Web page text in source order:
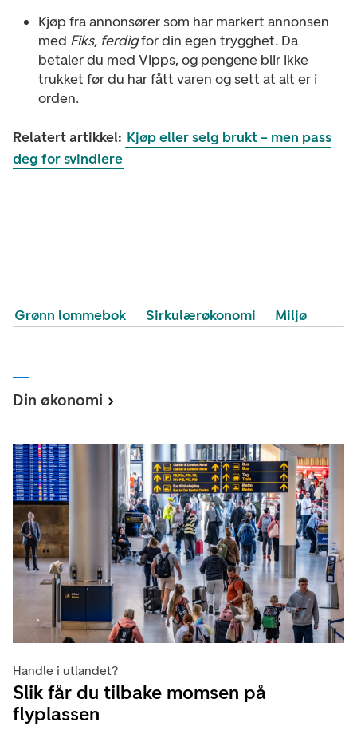
Kjøp fra annonsører som har markert annonsen
med Fiks, ferdigfor din egen trygghet. Da
betaler du med Vipps, og pengene blir ikke
trukket før du har fått varen og sett at alt er i
orden.
Relatert artikkel: Kjøp eller selg brukt – men pass
deg for svindlere
Grønn lommebok Sirkulærøkonomi Miljø
Din økonomi
Handle i utlandet?
Slik får du tilbake momsen på
flyplassen